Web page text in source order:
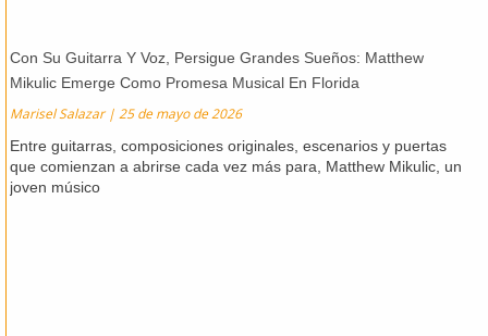
Con Su Guitarra Y Voz, Persigue Grandes Sueños: Matthew
Mikulic Emerge Como Promesa Musical En Florida
Marisel Salazar 25 de mayo de 2026
Entre guitarras, composiciones originales, escenarios y puertas
que comienzan a abrirse cada vez más para, Matthew Mikulic, un
joven músico